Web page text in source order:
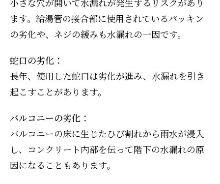
ます。給湯管の接合部に使用されているパッキン
の劣化や、ネジの緩みも水漏れの一因です。
蛇口の劣化：
長年、使用した蛇口は劣化が進み、水漏れを引き
起こすことがあります。
バルコニーの劣化：
バルコニーの床に生じたひび割れから雨水が浸入
し、コンクリート内部を伝って階下の水漏れの原
因になることもあります。